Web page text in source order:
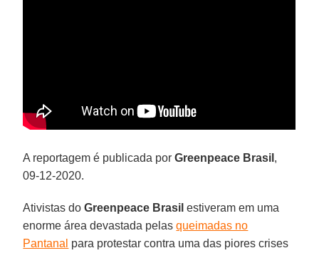
A reportagem é publicada porGreenpeace Brasil ,
09-12-2020.
Ativistas doGreenpeace Brasil estiveram em uma
enorme área devastada pelasqueimadas no
Pantanal para protestar contra uma das piores crises